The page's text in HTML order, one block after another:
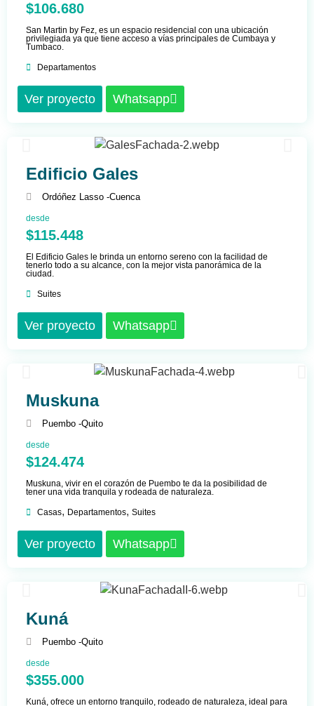
$106.680
San Martin by Fez, es un espacio residencial con una ubicación
privilegiada ya que tiene acceso a vías principales de Cumbaya y
Tumbaco.
Departamentos
Ver proyecto Whatsapp
Edificio Gales
Ordóñez Lasso -Cuenca
desde
$115.448
El Edificio Gales le brinda un entorno sereno con la facilidad de
tenerlo todo a su alcance, con la mejor vista panorámica de la
ciudad.
Suites
Ver proyecto Whatsapp
Muskuna
Puembo -Quito
desde
$124.474
Muskuna, vivir en el corazón de Puembo te da la posibilidad de
tener una vida tranquila y rodeada de naturaleza.
Casas, Departamentos, Suites
Ver proyecto Whatsapp
Kuná
Puembo -Quito
desde
$355.000
Kuná, ofrece un entorno tranquilo, rodeado de naturaleza, ideal para